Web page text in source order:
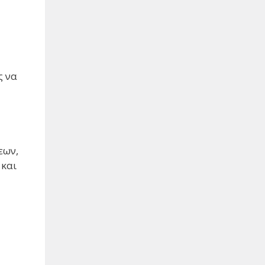
να